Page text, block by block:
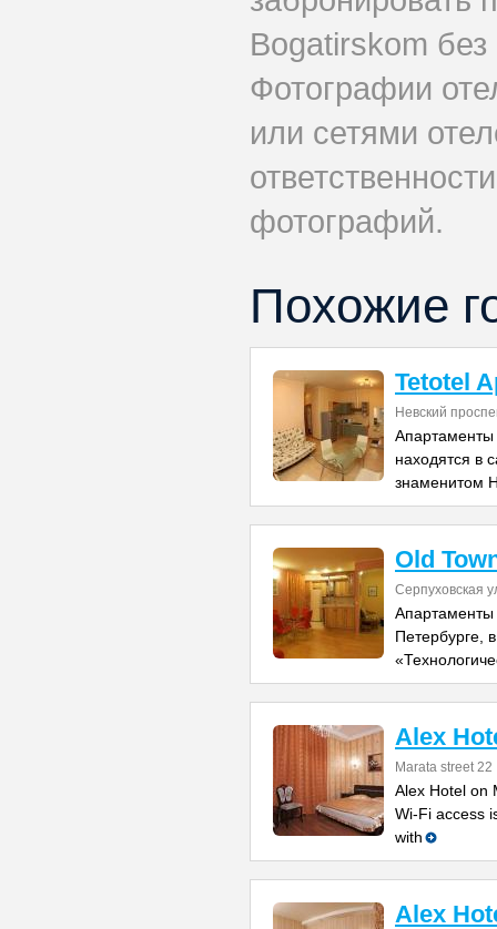
Bogatirskom
Фотографии
или сетями
фотографий.
Похожие
Tetotel
Невский
Апартаменты
находятся в
знаменитом
Old
Серпуховская
Апартаменты
Петербурге,
Alex
Marata street 22
Alex Hotel on
Wi-Fi access
with
Alex